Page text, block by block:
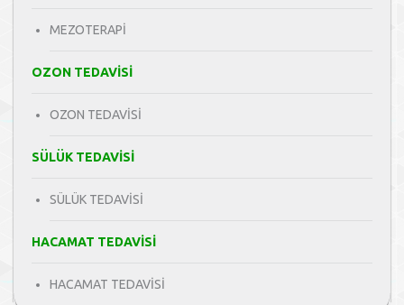
MEZOTERAPİ
OZON TEDAVİSİ
OZON TEDAVİSİ
SÜLÜK TEDAVİSİ
SÜLÜK TEDAVİSİ
HACAMAT TEDAVİSİ
HACAMAT TEDAVİSİ